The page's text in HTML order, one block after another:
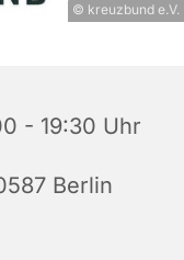
© kreuzbund e.V.
- 19:30 Uhr
Berlin